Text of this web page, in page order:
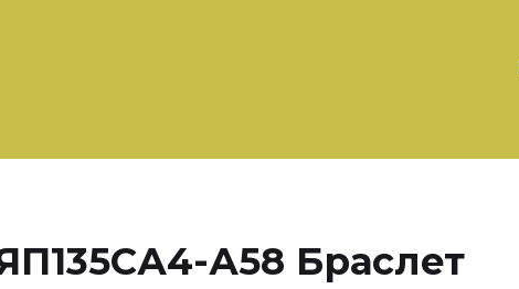
А58 Браслет